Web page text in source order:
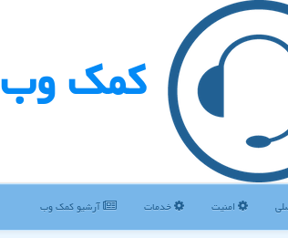
كمك وب
امنیت خدمات آرشیو كمك وب